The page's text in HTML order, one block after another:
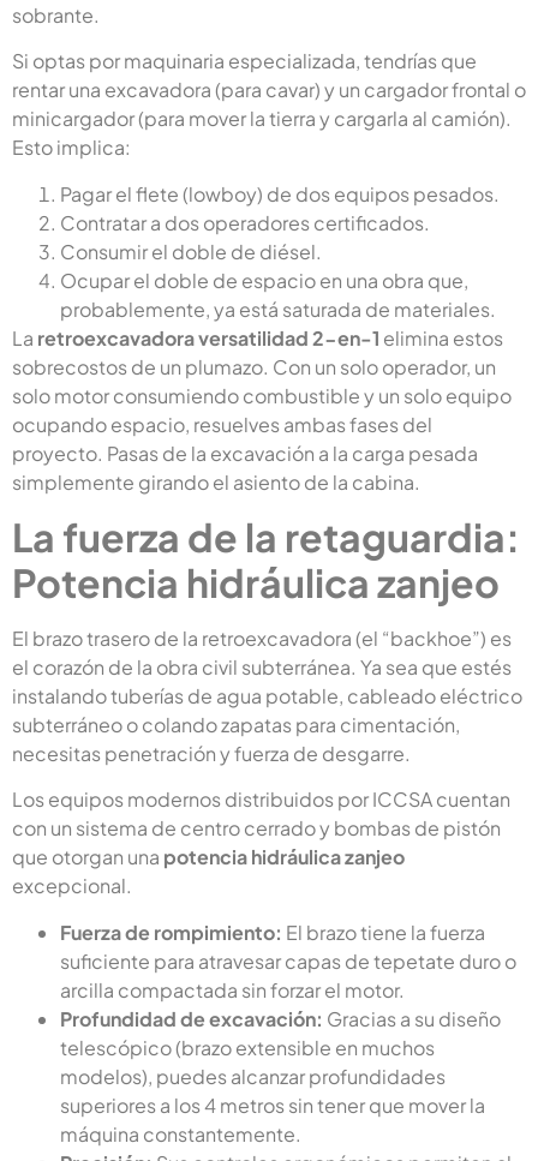
sobrante.
Si optas por maquinaria especializada, tendrías que
rentar una excavadora (para cavar) y un cargador frontal o
minicargador (para mover la tierra y cargarla al camión).
Esto implica:
Pagar el flete (lowboy) de dos equipos pesados.
Contratar a dos operadores certificados.
Consumir el doble de diésel.
Ocupar el doble de espacio en una obra que,
probablemente, ya está saturada de materiales.
La retroexcavadora versatilidad 2-en-1 elimina estos
sobrecostos de un plumazo. Con un solo operador, un
solo motor consumiendo combustible y un solo equipo
ocupando espacio, resuelves ambas fases del
proyecto. Pasas de la excavación a la carga pesada
simplemente girando el asiento de la cabina.
La fuerza de la retaguardia:
Potencia hidráulica zanjeo
El brazo trasero de la retroexcavadora (el “backhoe”) es
el corazón de la obra civil subterránea. Ya sea que estés
instalando tuberías de agua potable, cableado eléctrico
subterráneo o colando zapatas para cimentación,
necesitas penetración y fuerza de desgarre.
Los equipos modernos distribuidos por ICCSA cuentan
con un sistema de centro cerrado y bombas de pistón
que otorgan una potencia hidráulica zanjeo
excepcional.
Fuerza de rompimiento: El brazo tiene la fuerza
suficiente para atravesar capas de tepetate duro o
arcilla compactada sin forzar el motor.
Profundidad de excavación: Gracias a su diseño
telescópico (brazo extensible en muchos
modelos), puedes alcanzar profundidades
superiores a los 4 metros sin tener que mover la
máquina constantemente.